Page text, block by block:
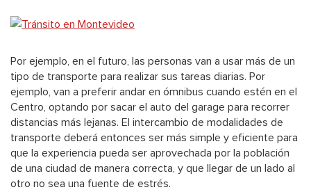
Por ejemplo, en el futuro, las personas van a usar más de un
tipo de transporte para realizar sus tareas diarias. Por
ejemplo, van a preferir andar en ómnibus cuando estén en el
Centro, optando por sacar el auto del garage para recorrer
distancias más lejanas. El intercambio de modalidades de
transporte deberá entonces ser más simple y eficiente para
que la experiencia pueda ser aprovechada por la población
de una ciudad de manera correcta, y que llegar de un lado al
otro no sea una fuente de estrés.